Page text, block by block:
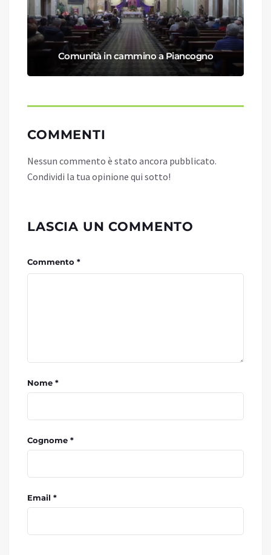
Comunità in cammino a Piancogno
COMMENTI
Nessun commento è stato ancora pubblicato.
Condividi la tua opinione qui sotto!
LASCIA UN COMMENTO
Commento *
Nome *
Cognome *
Email *